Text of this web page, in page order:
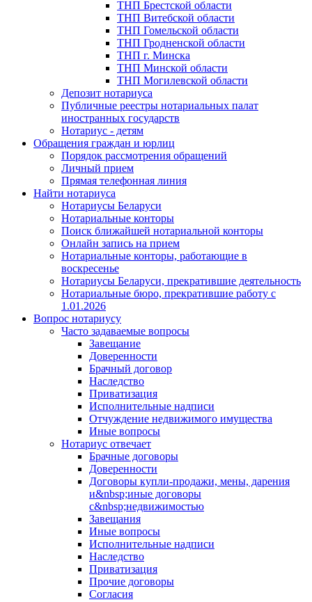
ТНП Брестской области
ТНП Витебской области
ТНП Гомельской области
ТНП Гродненской области
ТНП г. Минска
ТНП Минской области
ТНП Могилевской области
Депозит нотариуса
Публичные реестры нотариальных палат
иностранных государств
Нотариус - детям
Обращения граждан и юрлиц
Порядок рассмотрения обращений
Личный прием
Прямая телефонная линия
Найти нотариуса
Нотариусы Беларуси
Нотариальные конторы
Поиск ближайшей нотариальной конторы
Онлайн запись на прием
Нотариальные конторы, работающие в
воскресенье
Нотариусы Беларуси, прекратившие деятельность
Нотариальные бюро, прекратившие работу с
1.01.2026
Вопрос нотариусу
Часто задаваемые вопросы
Завещание
Доверенности
Брачный договор
Наследство
Приватизация
Исполнительные надписи
Отчуждение недвижимого имущества
Иные вопросы
Нотариус отвечает
Брачные договоры
Доверенности
Договоры купли-продажи, мены, дарения
и&nbsp;иные договоры
с&nbsp;недвижимостью
Завещания
Иные вопросы
Исполнительные надписи
Наследство
Приватизация
Прочие договоры
Согласия